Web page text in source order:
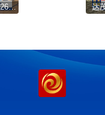
孟庆维调研督导2026年民生实事推进工作